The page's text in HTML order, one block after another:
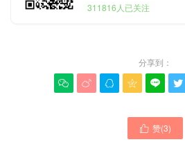
311816人已关注
分享到：
     
 赞(3)